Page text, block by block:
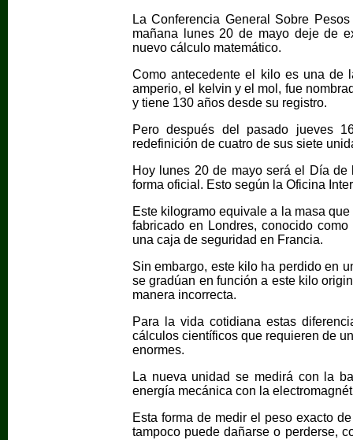
La Conferencia General Sobre
mañana lunes 20 de mayo deje de
nuevo cálculo matemático.
Como antecedente el kilo es una de
amperio, el kelvin y el mol, fue
y tiene 130 años desde su registro.
Pero después del pasado jueves
redefinición de cuatro de sus siete
Hoy lunes 20 de mayo será el Día
forma oficial. Esto según la Oficina
Este kilogramo equivale a la masa
fabricado en Londres, conocido
una caja de seguridad en Francia.
Sin embargo, este kilo ha perdido en
se gradúan en función a este kilo
manera incorrecta.
Para la vida cotidiana estas
cálculos científicos que requieren de
enormes.
La nueva unidad se medirá con la
energía mecánica con la
Esta forma de medir el peso exacto
tampoco puede dañarse o perderse,